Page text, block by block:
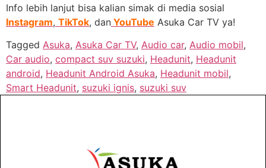
Info lebih lanjut bisa kalian simak di media sosial
Instagram, TikTok, dan YouTube Asuka Car TV ya!
Tagged Asuka, Asuka Car TV, Audio car, Audio mobil,
Car audio, compact suv suzuki, Headunit, Headunit
android, Headunit Android Asuka, Headunit mobil,
Smart Headunit, suzuki ignis, suzuki suv